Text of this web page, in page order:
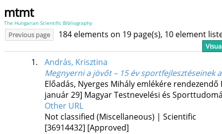
mtmt
The Hungarian Scientific Bibliography
Previous page 184 elements on 19 page(s), 10 element
1.
András, Krisztina
Megnyerni a jövőt – 15 év sportfejlesztéseinek
Előadás, Nyerges Mihály emlékére
január 29] Magyar Testnevelési és
Other URL
Not classified (Miscellaneous) | Scientific
[36914432] [Approved]